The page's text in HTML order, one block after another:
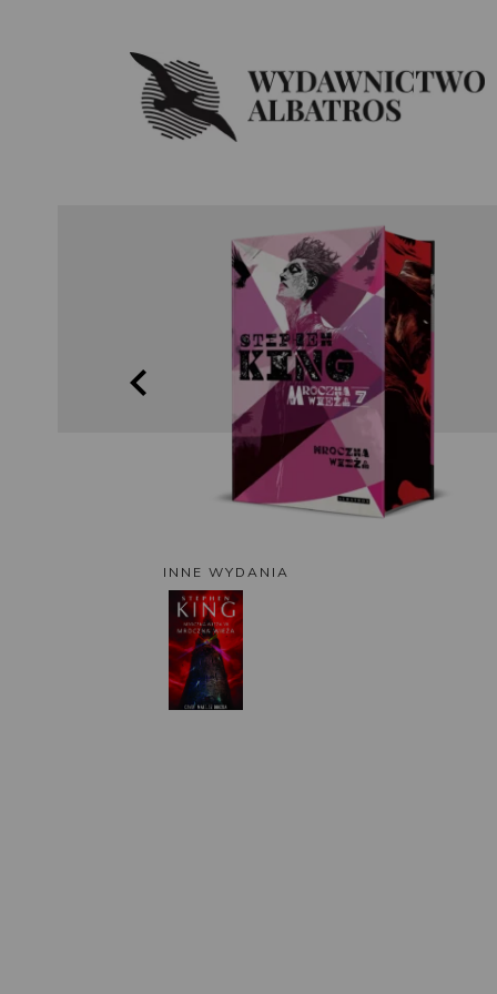
INNE WYDANIA